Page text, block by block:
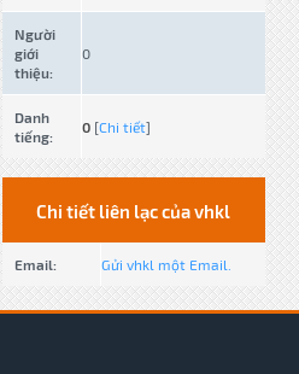
Người
giới
thiệu:
0
Danh
tiếng:
0 [Chi tiết]
Chi tiết liên lạc của vhkl
Email: Gửi vhkl một Email.